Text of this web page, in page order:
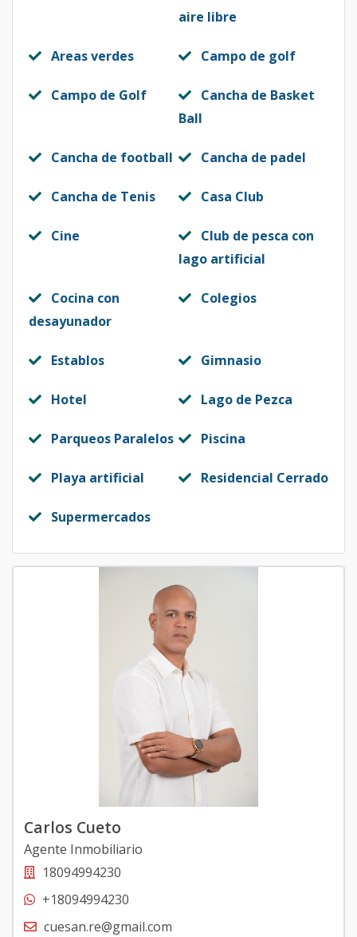
aire libre
Areas verdes Campo de golf
Campo de Golf
Cancha de Basket
Ball
Cancha de football Cancha de padel
Cancha de Tenis Casa Club
Cine
Club de pesca con
lago artificial
Cocina con
desayunador
Colegios
Establos Gimnasio
Hotel Lago de Pezca
Parqueos Paralelos Piscina
Playa artificial Residencial Cerrado
Supermercados
Carlos Cueto
Agente Inmobiliario
18094994230
+18094994230
cuesan.re@gmail.com